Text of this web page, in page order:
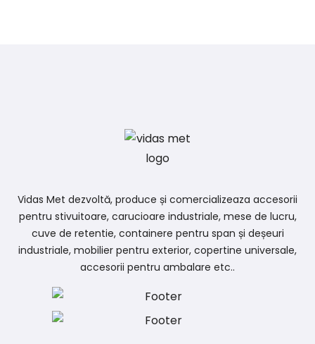
Vidas Met dezvoltă, produce și comercializeaza accesorii
pentru stivuitoare, carucioare industriale, mese de lucru,
cuve de retentie, containere pentru span și deșeuri
industriale, mobilier pentru exterior, copertine universale,
accesorii pentru ambalare etc..